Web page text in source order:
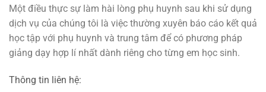
Một điều thực sự làm hài lòng phụ huynh sau khi sử dụng
dịch vụ của chúng tôi là việc thường xuyên báo cáo kết quả
học tập với phụ huynh và trung tâm để có phương pháp
giảng dạy hợp lí nhất dành riêng cho từng em học sinh.
Thông tin liên hệ: